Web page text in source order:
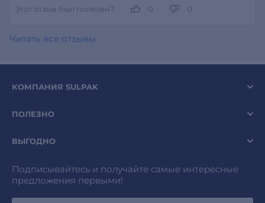
Этот отзыв был полезен? 0 0
Читать все отзывы
КОМПАНИЯ SULPAK
ПОЛЕЗНО
ВЫГОДНО
Подписывайтесь и получайте самые интересные
предложения первыми!